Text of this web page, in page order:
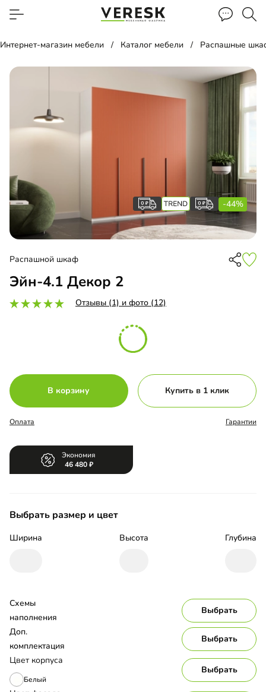
Интернет-магазин мебели Каталог мебели Распашные
-44%
Распашной шкаф
Эйн-4.1 Декор 2
Отзывы (1) и фото (12)
В корзину Купить в 1 клик
Оплата Гарантии
Экономия
46 480
Выбрать размер и цвет
Ширина Высота Глубина
Цвет корпуса
Белый
Выбрать
Схемы
наполнения
Выбрать
Доп.
комплектация
Выбрать